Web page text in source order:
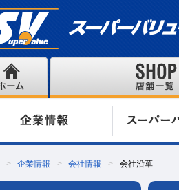
企業情報 会社情報 会社沿革